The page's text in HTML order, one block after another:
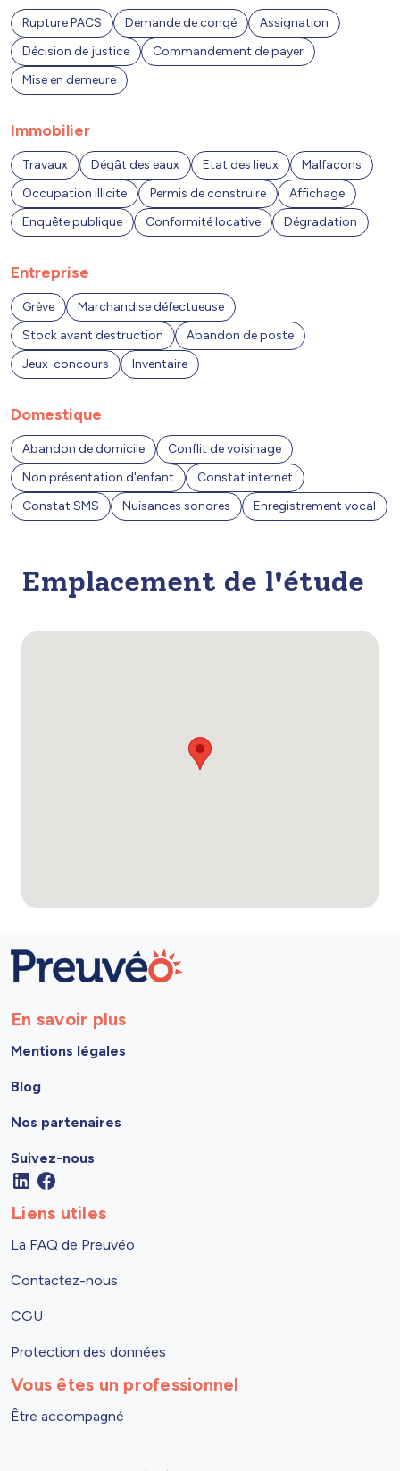
Rupture PACS Demande de congé
Assignation
Décision de justice
Commandement de payer
Mise en demeure
Immobilier
Travaux Dégât des eaux Etat des lieux
Malfaçons
Occupation illicite
Permis de construire
Affichage
Enquête publique
Conformité locative Dégradation
Entreprise
Grève
Marchandise défectueuse
Stock avant destruction
Abandon de poste
Jeux-concours
Inventaire
Domestique
Abandon de domicile
Conflit de voisinage
Non présentation d'enfant
Constat internet
Constat SMS
Nuisances sonores Enregistrement vocal
Emplacement de l'étude
En savoir plus
Mentions légales
Blog
Nos partenaires
Suivez-nous
Liens utiles
La FAQ de Preuvéo
Contactez-nous
CGU
Protection des données
Vous êtes un professionnel
Être accompagné